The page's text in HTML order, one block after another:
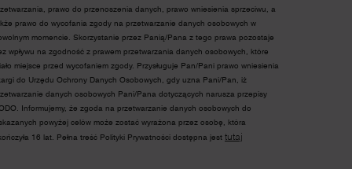
prawo do przenoszenia danych, prawo wniesienia sprzeciwu, a
prawo do wycofania zgody na przetwarzanie danych osobowych w
momencie. Skorzystanie przez Panią/Pana z tego prawa pozostaje
wpływu na zgodność z prawem przetwarzania danych osobowych, które
miejsce przed wycofaniem zgody. Przysługuje Pan/Pani prawo wniesienia
do Urzędu Ochrony Danych Osobowych, gdy uzna Pani/Pan, iż
danych osobowych Pani/Pana dotyczących narusza przepisy
Informujemy, że zgoda na przetwarzanie danych osobowych do
powyżej celów może zostać wyrażona przez osobę, która
16 lat. Pełna treść Polityki Prywatności dostępna jest tutaj